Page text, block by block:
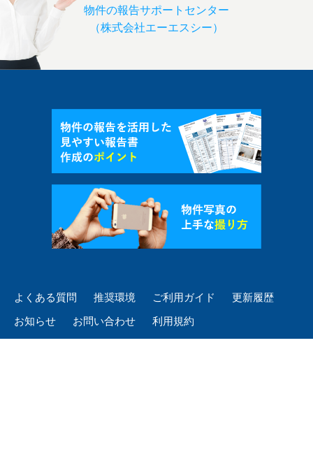
物件の報告サポートセンター
（株式会社エーエスシー）
よくある質問 推奨環境 ご利用ガイド
更新履歴
お知らせ
お問い合わせ
利用規約